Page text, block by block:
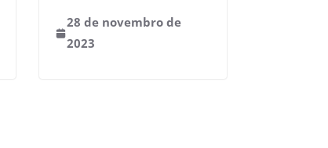
28 de novembro de
2023